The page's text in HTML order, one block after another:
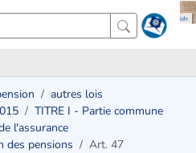
autres lois
TITRE I - Partie commune
l'assurance
des pensions
Art. 47